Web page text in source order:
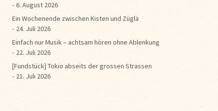
6. August 2026
Ein Wochenende zwischen Kisten und Züglä
24. Juli 2026
Einfach nur Musik – achtsam hören ohne Ablenkung
22. Juli 2026
[Fundstück] Tokio abseits der grossen Strassen
21. Juli 2026